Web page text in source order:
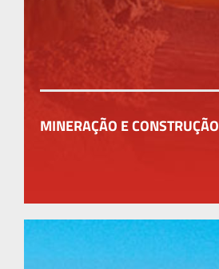
MINERAÇÃO E CONSTRUÇÃO